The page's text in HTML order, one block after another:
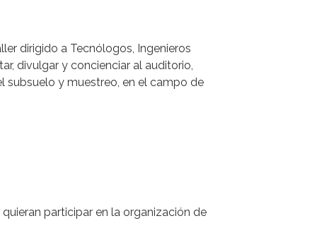
dirigido a Tecnólogos, Ingenieros
divulgar y concienciar al auditorio,
subsuelo y muestreo, en el campo de
participar en la organización de